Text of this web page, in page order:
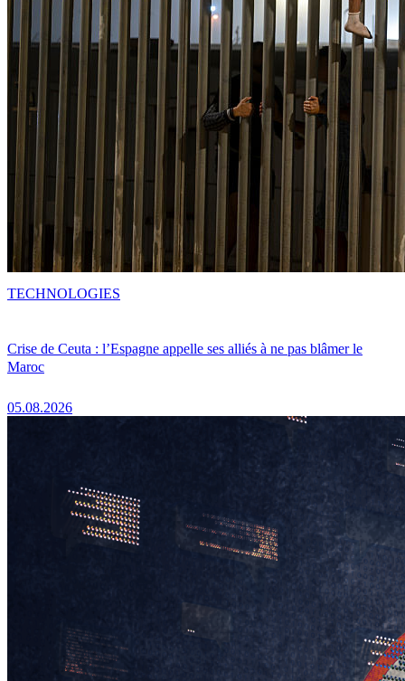
Crise de Ceuta : l’Espagne appelle ses alliés à ne pas blâmer le
Maroc
05.08.2026
TECHNOLOGIES